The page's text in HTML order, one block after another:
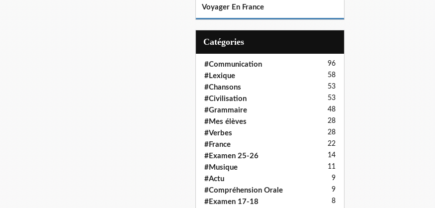
Voyager En France
Catégories
#Communication 96
#Lexique 58
#Chansons 53
#Civilisation 53
#Grammaire 48
#Mes élèves 28
#Verbes 28
#France 22
#Examen 25-26 14
#Musique 11
#Actu 9
#Compréhension Orale 9
#Examen 17-18 8